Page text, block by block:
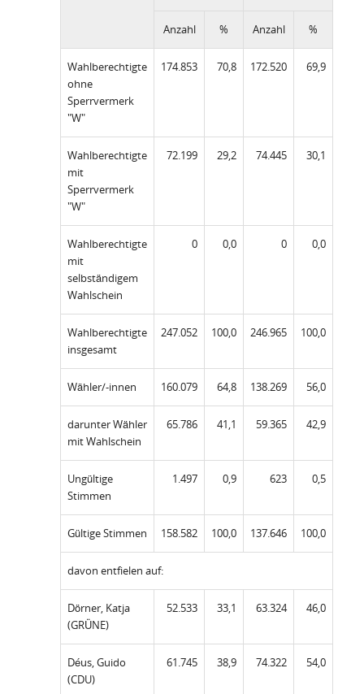
Anzahl % Anzahl %
Wahlberechtigte
ohne
Sperrvermerk
"W"
174.853 70,8 172.520 69,9
Wahlberechtigte
mit
Sperrvermerk
"W"
72.199 29,2 74.445 30,1
Wahlberechtigte
mit
selbständigem
Wahlschein
0 0,0 0 0,0
Wahlberechtigte
insgesamt
247.052 100,0 246.965 100,0
Wähler/-innen 160.079 64,8 138.269 56,0
darunter Wähler
mit Wahlschein
65.786 41,1 59.365 42,9
Ungültige
Stimmen
1.497 0,9 623 0,5
Gültige Stimmen 158.582 100,0 137.646 100,0
davon entfielen auf:
Dörner, Katja
(GRÜNE)
52.533 33,1 63.324 46,0
Déus, Guido
(CDU)
61.745 38,9 74.322 54,0